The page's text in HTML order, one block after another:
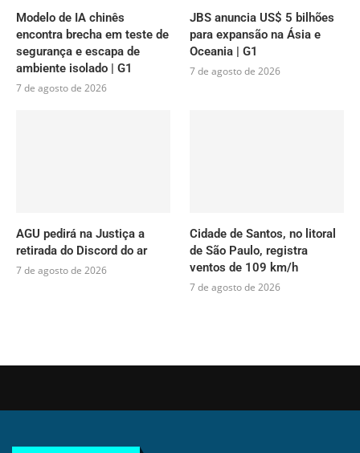
Modelo de IA chinês
encontra brecha em teste de
segurança e escapa de
ambiente isolado | G1
7 de agosto de 2026
JBS anuncia US$ 5 bilhões
para expansão na Ásia e
Oceania | G1
7 de agosto de 2026
AGU pedirá na Justiça a
retirada do Discord do ar
7 de agosto de 2026
Cidade de Santos, no litoral
de São Paulo, registra
ventos de 109 km/h
7 de agosto de 2026